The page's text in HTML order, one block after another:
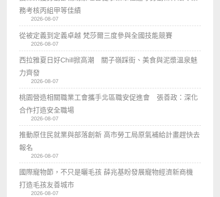
務考核丙組甲等佳績
2026-08-07
從被定義到定義卓越 梵莎爾三度參與全國技能競賽
2026-08-07
西拉雅夏日好Chill掀高潮 關子嶺踩街、美食與泥漿溫泉魅
力齊發
2026-08-07
桃園營造相關職業工會攜手北區職安促進會 張善政：深化
合作打造安全職場
2026-08-07
推動原住民就業與部落創新 高市勞工局原氣補給計畫趕快去
報名
2026-08-07
國際寵物節，不只是曬毛孩 薛兆基盼發展寵物經濟新商機
打造毛孩友善城市
2026-08-07